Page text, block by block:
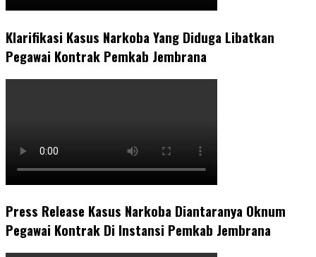
Klarifikasi Kasus Narkoba Yang Diduga Libatkan
Pegawai Kontrak Pemkab Jembrana
Press Release Kasus Narkoba Diantaranya Oknum
Pegawai Kontrak Di Instansi Pemkab Jembrana